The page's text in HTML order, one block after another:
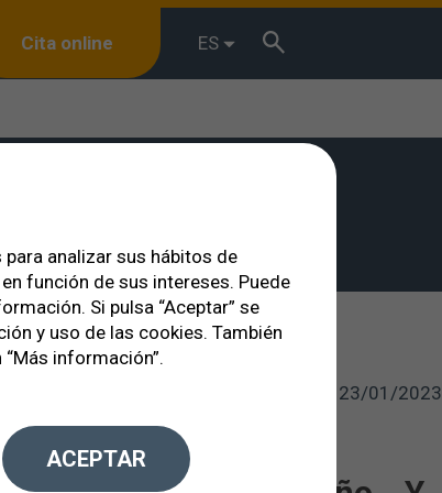
Cita online ES
23/01/2023
analizar sus hábitos de
función de sus intereses. Puede
Si pulsa “Aceptar” se
y uso de las cookies. También
información”.
ACEPTAR